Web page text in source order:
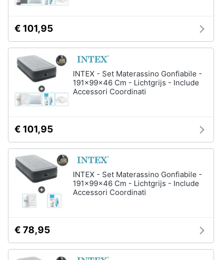
Borraccia
termica
Vedi
tutti
€ 101,95
INTEX - Set Materassino Gonfiabile -
191x99x46 Cm - Lichtgrijs - Include
Accessori Coordinati
€ 101,95
INTEX - Set Materassino Gonfiabile -
191x99x46 Cm - Lichtgrijs - Include
Accessori Coordinati
€ 78,95